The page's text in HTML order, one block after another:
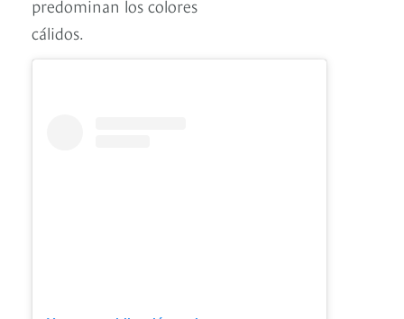
predominan los colores
cálidos.